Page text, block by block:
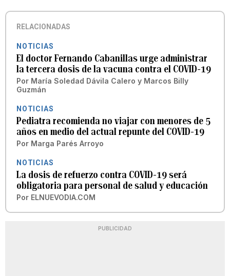
RELACIONADAS
NOTICIAS
El doctor Fernando Cabanillas urge administrar
la tercera dosis de la vacuna contra el COVID-19
Por María Soledad Dávila Calero y Marcos Billy
Guzmán
NOTICIAS
Pediatra recomienda no viajar con menores de 5
años en medio del actual repunte del COVID-19
Por Marga Parés Arroyo
NOTICIAS
La dosis de refuerzo contra COVID-19 será
obligatoria para personal de salud y educación
Por ELNUEVODIA.COM
PUBLICIDAD